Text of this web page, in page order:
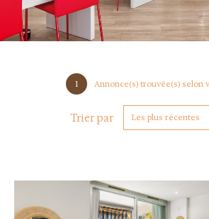
1 Annonce(s) trouvée(s) selon
Trier par Les plus récentes